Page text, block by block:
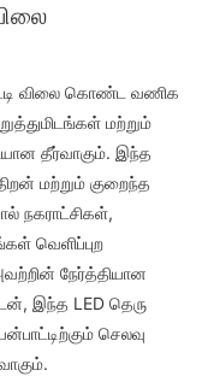
விலை கொண்ட வணிக
மற்றும்
தீர்வாகும். இந்த
மற்றும் குறைந்த
நகராட்சிகள்,
வெளிப்புற
நேர்த்தியான
இந்த LED தெரு
செலவு